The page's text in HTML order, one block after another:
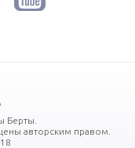
Берты.
авторским правом.